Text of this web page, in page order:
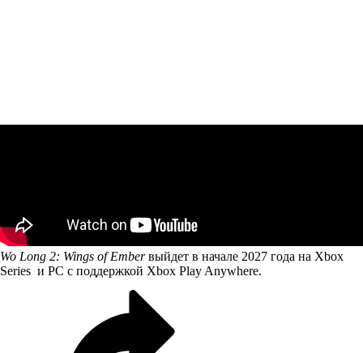
Wo Long 2: Wings of Emberвыйдет в начале 2027 года на Xbox
Series и PC с поддержкой Xbox Play Anywhere.